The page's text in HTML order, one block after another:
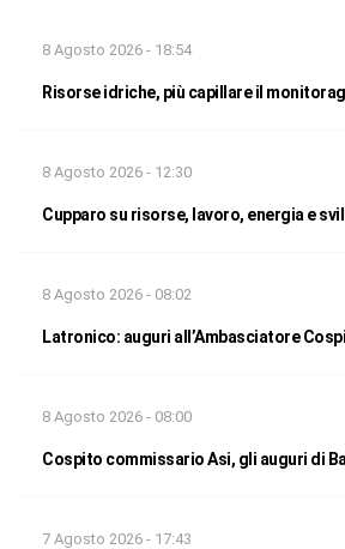
8 Agosto 2026 - 18:54
Risorse idriche, più capillare il
8 Agosto 2026 - 12:30
Cupparo su risorse, lavoro, energia e
8 Agosto 2026 - 08:02
Latronico: auguri all’Ambasciatore
8 Agosto 2026 - 08:00
Cospito commissario Asi, gli auguri di
7 Agosto 2026 - 17:43